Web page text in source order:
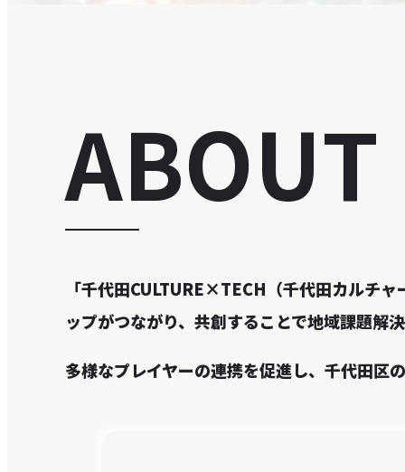
ABOUT
「千代田CULTURE×TECH（千代田カルチ
ップがつながり、共創することで地域課題解
多様なプレイヤーの連携を促進し、千代田区